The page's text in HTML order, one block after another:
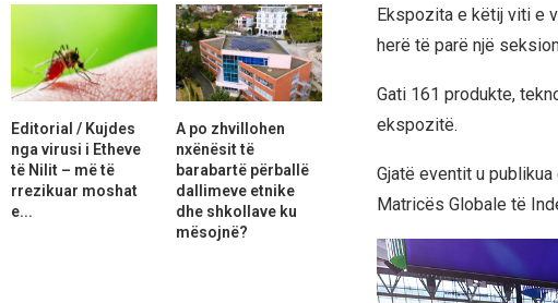
Ekspozita e këtij viti e
herë të parë një
Gati 161 produkte,
ekspozitë.
Gjatë eventit u
Matricës Globale të
Editorial / Kujdes
nga virusi i Etheve
të Nilit – më të
rrezikuar moshat
e...
A po zhvillohen
nxënësit të
barabartë përballë
dallimeve etnike
dhe shkollave ku
mësojnë?